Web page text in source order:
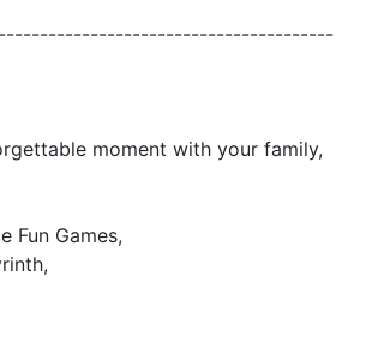
moment with your family,
Fun Games,